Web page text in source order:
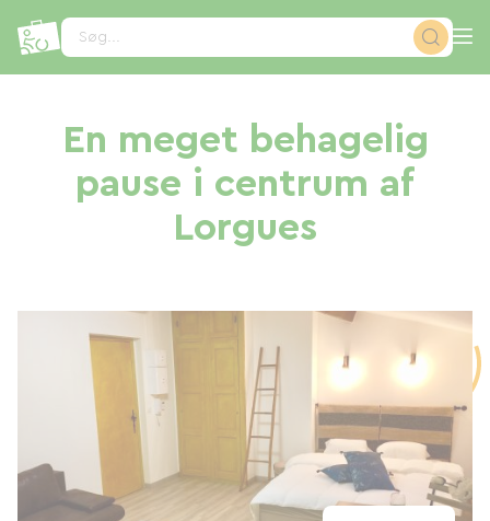
Søg...
En meget behagelig
pause i centrum af
Lorgues
CCookie-styringspanel